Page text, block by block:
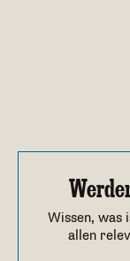
Wissen, was
allen